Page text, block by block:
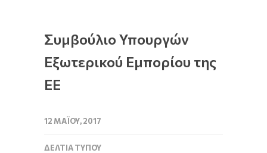
Συμβούλιο Υπουργών
Εξωτερικού Εμπορίου της
ΕΕ
12 ΜΑΪ́ΟΥ, 2017
ΔΕΛΤΊΑ ΤΎΠΟΥ